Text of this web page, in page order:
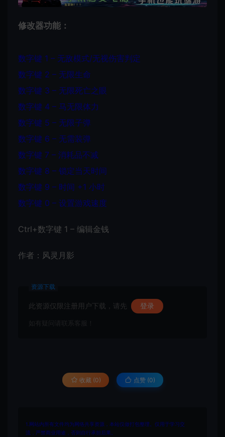
修改器功能：
数字键 1 – 无敌模式/无视伤害判定
数字键 2 – 无限生命
数字键 3 – 无限死亡之眼
数字键 4 – 马无限体力
数字键 5 – 无限子弹
数字键 6 – 无需装弹
数字键 7 – 消耗品不减
数字键 8 – 锁定当天时间
数字键 9 – 时间 +1 小时
数字键 0 – 设置游戏速度
Ctrl+数字键 1 – 编辑金钱
作者：风灵月影
资源下载
此资源仅限注册用户下载，请先 登录
如有疑问请联系客服！
收藏 (0) 点赞 (0)
1.网站内所有文件均为网络共享资源，本站仅做打包整理。仅用于学习交
流，严禁商业用途，否则自行承担后果。